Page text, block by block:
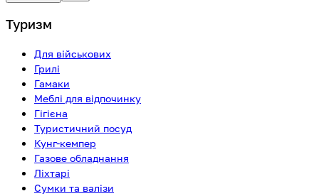
Туризм
Для військових
Грилі
Гамаки
Меблі для відпочинку
Гігієна
Туристичний посуд
Кунг-кемпер
Газове обладнання
Ліхтарі
Сумки та валізи